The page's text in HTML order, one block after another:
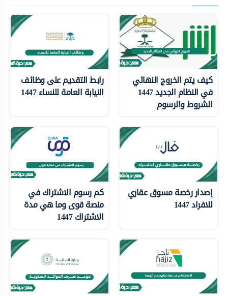
كيف يتم الخروج النهائي
في النظام الجديد 1447
الشروط والرسوم
رابط التقديم على وظائف
النيابة العامة للنساء 1447
إصدار رخصة مسوق عقاري
للافراد 1447
كم رسوم الاشتراك في
منصة قوى وما هي مدة
الاشتراك 1447